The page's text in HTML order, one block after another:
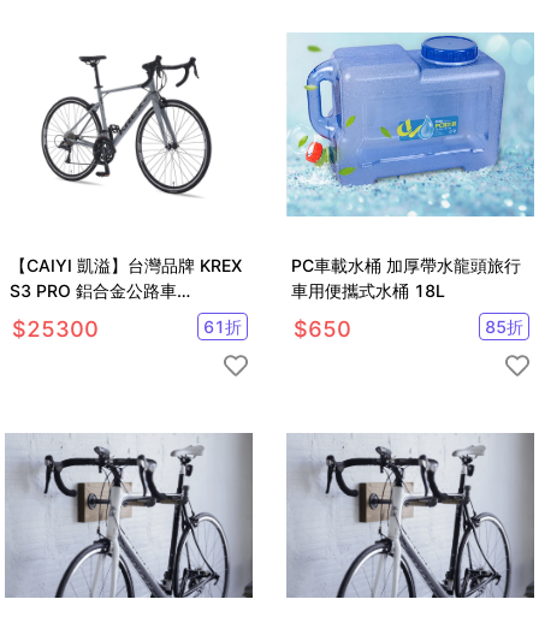
【CAIYI 凱溢】台灣品牌 KREX
S3 PRO 鋁合金公路車
SHIMANO SORA R3000 18速
自行車
$25300 61折
PC車載水桶 加厚帶水龍頭旅行
車用便攜式水桶 18L
$650 85折